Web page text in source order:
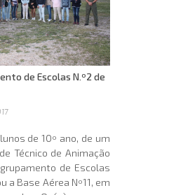
de Escolas N.º2 de
de 10º ano, de um
Técnico de Animação
de Escolas
a Base Aérea Nº11, em